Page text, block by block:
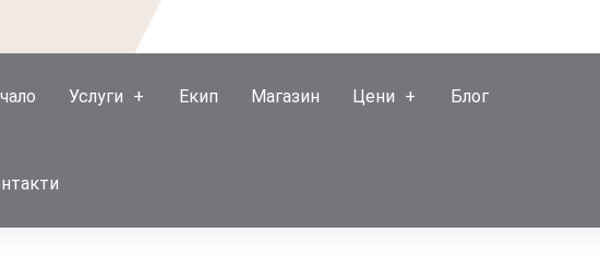
Услуги Екип Магазин Цени Блог